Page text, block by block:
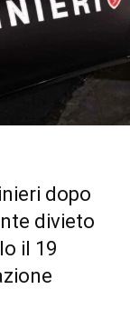
dopo
divieto
il 19